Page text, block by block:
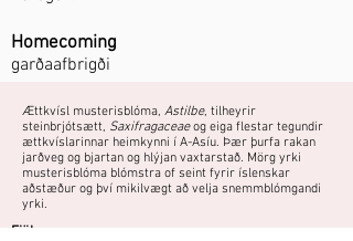
Homecoming
garðaafbrigði
Ættkvísl musterisblóma, Astilbe, tilheyrir
steinbrjótsætt, Saxifragaceaeog eiga flestar tegundir
ættkvíslarinnar heimkynni í A-Asíu. Þær þurfa rakan
jarðveg og bjartan og hlýjan vaxtarstað. Mörg yrki
musterisblóma blómstra of seint fyrir íslenskar
aðstæður og því mikilvægt að velja snemmblómgandi
yrki.
Fjölgun: